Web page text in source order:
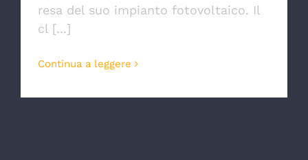
resa del suo impianto fotovoltaico. Il
cl [...]
Continua a leggere